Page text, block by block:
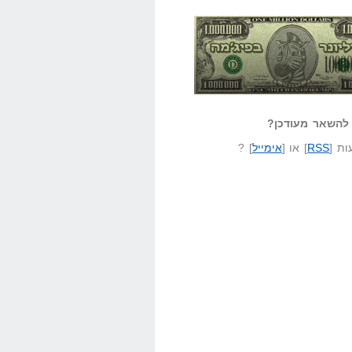
שאל שאלה בפיג'מה
מעודכן?
[
RSS] או [אימייל] ?